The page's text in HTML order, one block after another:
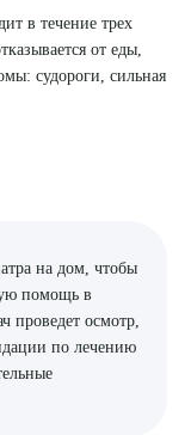
в течение трех
от еды,
судороги, сильная
на дом, чтобы
помощь в
проведет осмотр,
по лечению
услугу